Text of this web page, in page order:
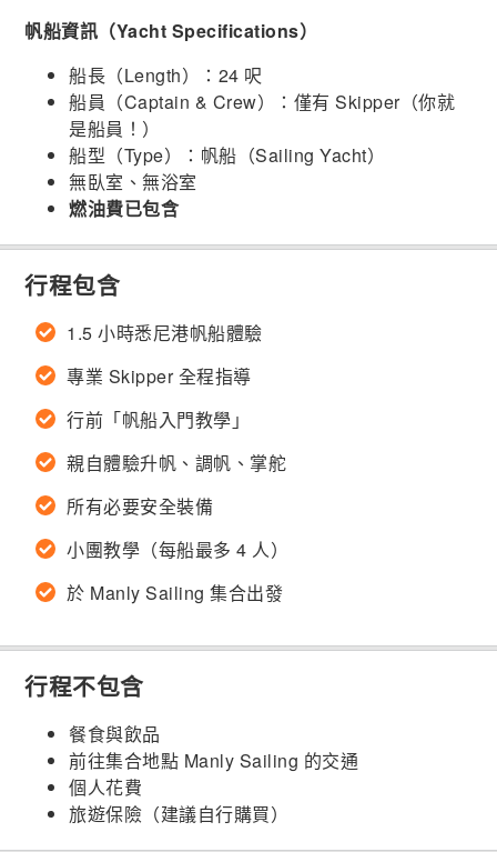
帆船資訊（Yacht Specifications）
船長（Length）：24 呎
船員（Captain & Crew）：僅有 Skipper（你就
是船員！）
船型（Type）：帆船（Sailing Yacht）
無臥室、無浴室
燃油費已包含
行程包含
1.5 小時悉尼港帆船體驗
專業 Skipper 全程指導
行前「帆船入門教學」
親自體驗升帆、調帆、掌舵
所有必要安全裝備
小團教學（每船最多 4 人）
於 Manly Sailing 集合出發
行程不包含
餐食與飲品
前往集合地點 Manly Sailing 的交通
個人花費
旅遊保險（建議自行購買）